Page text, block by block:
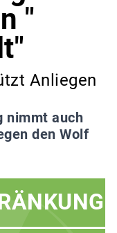
"
Anliegen
nimmt auch
den Wolf